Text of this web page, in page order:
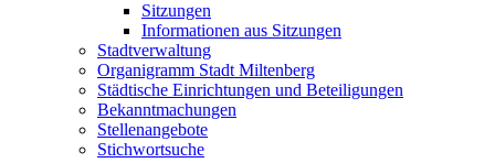
Sitzungen
Informationen aus Sitzungen
Stadtverwaltung
Organigramm Stadt Miltenberg
Städtische Einrichtungen und Beteiligungen
Bekanntmachungen
Stellenangebote
Stichwortsuche